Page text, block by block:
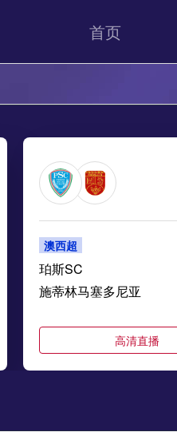
首页
澳西超
珀斯SC
施蒂林马塞多尼亚
高清直播